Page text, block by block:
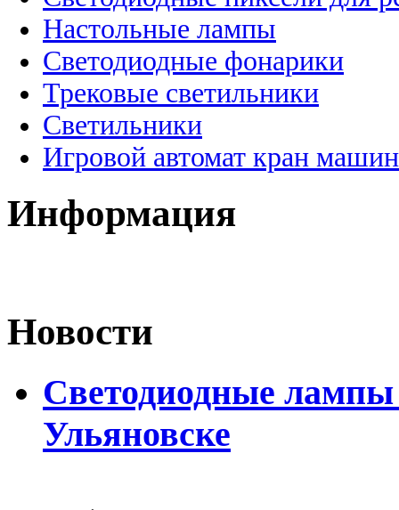
Настольные лампы
Светодиодные фонарики
Трековые светильники
Светильники
Игровой автомат кран
Информация
Новости
Светодиодные
Ульяновске